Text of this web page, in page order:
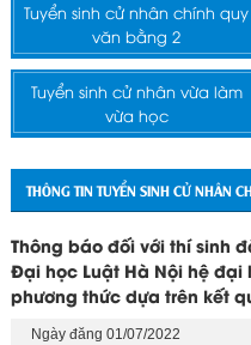
Tuyển sinh cử nhân chính quy
văn bằng 2
Tuyển sinh cử nhân vừa làm
vừa học
THÔNG TIN TUYỂN SINH CỬ NHÂN
Thông báo đối với thí sinh
Đại học Luật Hà Nội hệ
phương thức dựa trên kết
Ngày đăng 01/07/2022